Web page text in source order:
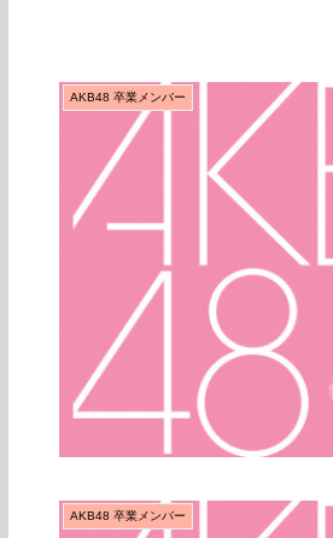
AKB48 卒業メンバー
AKB48 卒業メンバー